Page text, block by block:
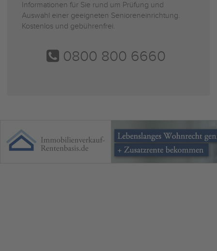
Informationen für Sie rund um Prüfung und
Auswahl einer geeigneten Senioreneinrichtung.
Kostenlos und gebührenfrei.
0800 800 6660